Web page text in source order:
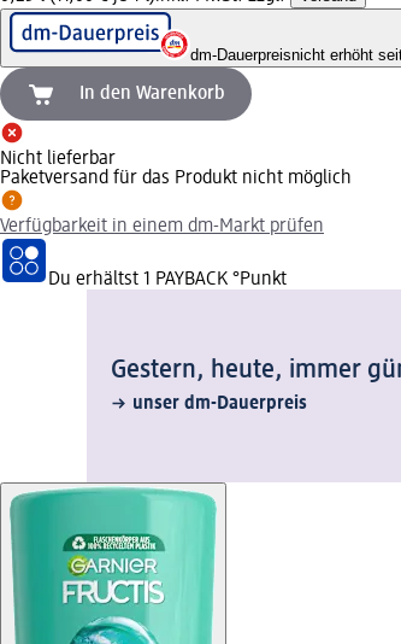
dm-Dauerpreisnicht erhöht
In den Warenkorb
Nicht lieferbar
Paketversand für das Produkt nicht möglich
Verfügbarkeit in einem dm-Markt prüfen
Du erhältst 1 PAYBACK °Punkt
Gestern, heute, immer
unser dm-Dauerpreis